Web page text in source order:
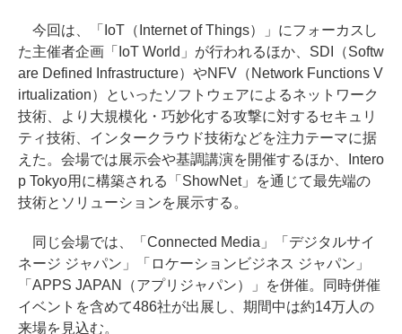
今回は、「IoT（Internet of Things）」にフォーカスし
た主催者企画「IoT World」が行われるほか、SDI（Softw
are Defined Infrastructure）やNFV（Network Functions V
irtualization）といったソフトウェアによるネットワーク
技術、より大規模化・巧妙化する攻撃に対するセキュリ
ティ技術、インタークラウド技術などを注力テーマに据
えた。会場では展示会や基調講演を開催するほか、Intero
p Tokyo用に構築される「ShowNet」を通じて最先端の
技術とソリューションを展示する。
同じ会場では、「Connected Media」「デジタルサイ
ネージ ジャパン」「ロケーションビジネス ジャパン」
「APPS JAPAN（アプリジャパン）」を併催。同時併催
イベントを含めて486社が出展し、期間中は約14万人の
来場を見込む。